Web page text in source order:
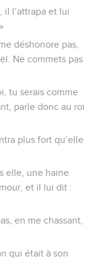
il l’attrapa et lui
déshonore pas,
Ne commets pas
tu serais comme
parle donc au roi
plus fort qu’elle
elle, une haine
et il lui dit :
en me chassant,
qui était à son